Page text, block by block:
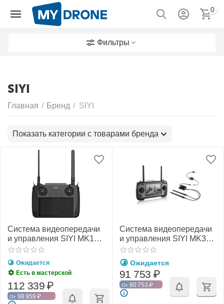
0
Фильтры
SIYI
Главная / Бренд / SIYI
Показать категории с товарами бренда
Система видеопередачи
и управления SIYI MK15
Enterprise HDMI Combo
Ожидается
Есть в мастерской
112 339₽
От 98 959 ₽
Система видеопередачи
и управления SIYI MK32
Enterprise Standard
Combo
Ожидается
91 753 ₽
От 80 753 ₽